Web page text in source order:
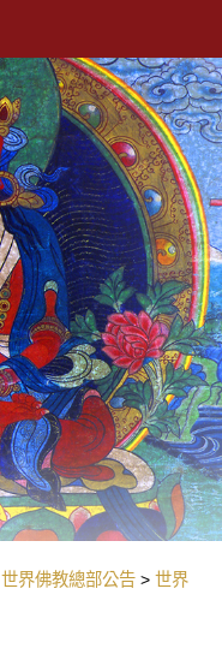
世界佛教總部公告
世界